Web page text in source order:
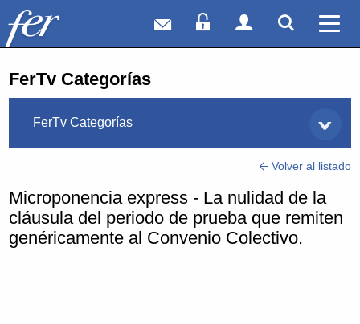
Correo webAcceso Socios
Acceso
FerTv Categorías
FerTv Categorías
Volver al listado
Microponencia express - La nulidad de la
cláusula del periodo de prueba que remiten
genéricamente al Convenio Colectivo.